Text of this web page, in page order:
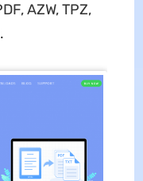
AZW, TPZ,